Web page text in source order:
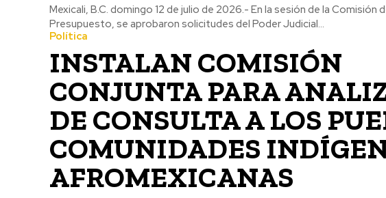
Mexicali, B.C. domingo 12 de julio de 2026.- En la sesión de la Comisión
Presupuesto, se aprobaron solicitudes del Poder Judicial...
Política
INSTALAN COMISIÓN
CONJUNTA PARA
DE CONSULTA A LOS
COMUNIDADES
AFROMEXICANAS